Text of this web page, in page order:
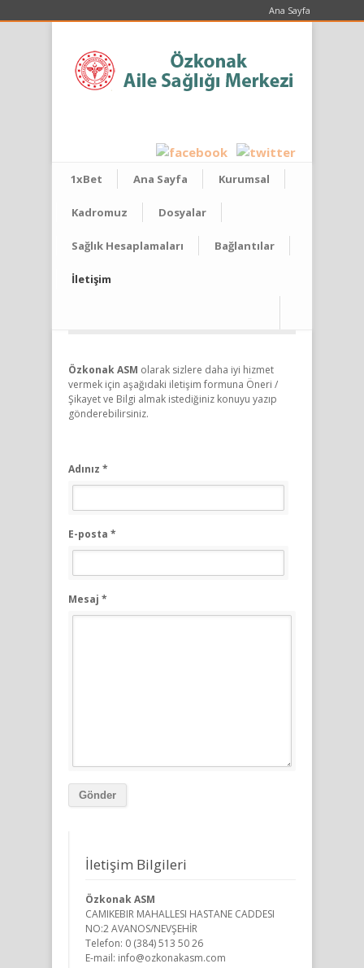
Ana Sayfa
1xBet Ana Sayfa Kurumsal
Kadromuz Dosyalar
Sağlık Hesaplamaları Bağlantılar
İletişim
Özkonak ASM olarak sizlere daha iyi hizmet
vermek için aşağıdaki iletişim formuna Öneri /
Şikayet ve Bilgi almak istediğiniz konuyu yazıp
gönderebilirsiniz.
Adınız *
E-posta *
Mesaj *
Gönder
İletişim Bilgileri
Özkonak ASM
CAMIKEBIR MAHALLESI HASTANE CADDESI
NO:2 AVANOS/NEVŞEHİR
Telefon: 0 (384) 513 50 26
E-mail: info@ozkonakasm.com